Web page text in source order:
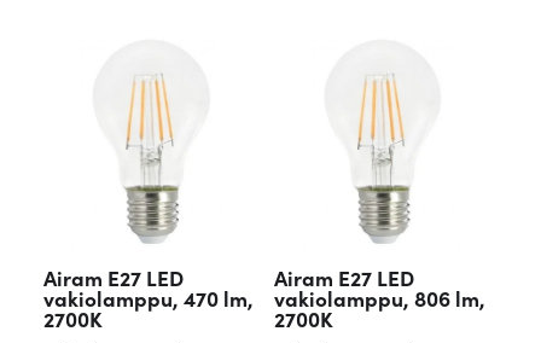
Airam E27 LED
vakiolamppu, 470 lm,
2700K
Airam E27 LED
vakiolamppu, 806 lm,
2700K